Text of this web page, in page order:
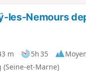
les-Nemours
m 5h 35
(Seine-et-Marne)